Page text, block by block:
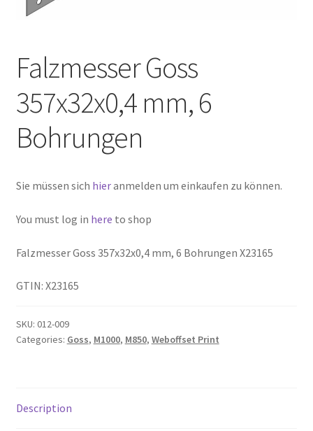
Falzmesser Goss
357x32x0,4 mm, 6
Bohrungen
Sie müssen sich hieranmelden um einkaufen zu können.
You must log in here to shop
Falzmesser Goss 357x32x0,4 mm, 6 Bohrungen X23165
GTIN: X23165
SKU: 012-009
Categories: Goss, M1000, M850, Weboffset Print
Description